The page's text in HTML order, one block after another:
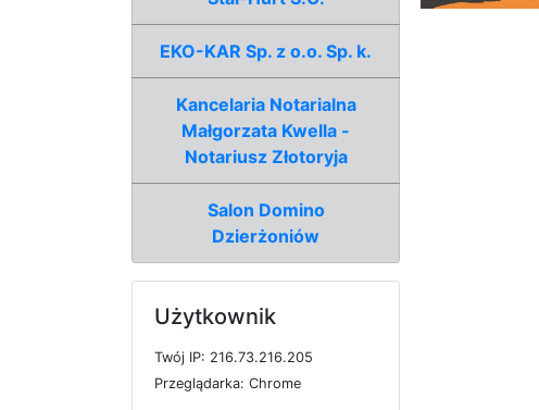
EKO-KAR Sp. z o.o. Sp. k.
Kancelaria Notarialna
Małgorzata Kwella -
Notariusz Złotoryja
Salon Domino
Dzierżoniów
Użytkownik
Twój IP: 216.73.216.205
Przeglądarka: Chrome